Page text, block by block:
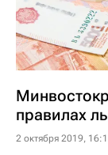
правилах
2 октября 2019,